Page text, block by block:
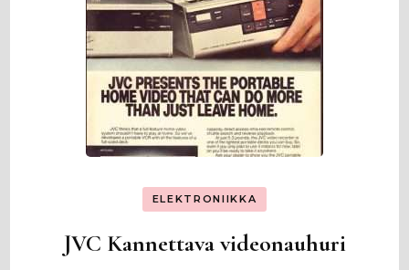
ELEKTRONIIKKA
JVC Kannettava videonauhuri